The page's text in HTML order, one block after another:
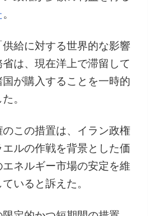
。
給に対する世界的な影響
は、現在洋上で滞留して
が購入することを一時的
。
この措置は、イラン政権
ルの作戦を背景とした価
ネルギー市場の安定を維
いると訴えた。